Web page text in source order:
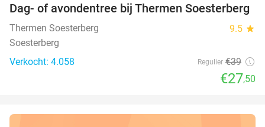
29%
Dag- of avondentree bij Thermen Soesterberg
Thermen Soesterberg 9.5 star
Soesterberg
Verkocht: 4.058
Regulier €39
€27,50